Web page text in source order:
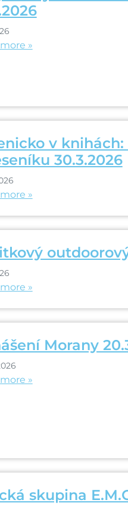
»
v
30.3.2026
»
»
Morany
»
skupina